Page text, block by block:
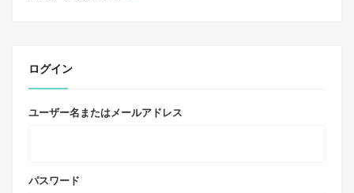
ログイン
ユーザー名またはメールアドレス
パスワード